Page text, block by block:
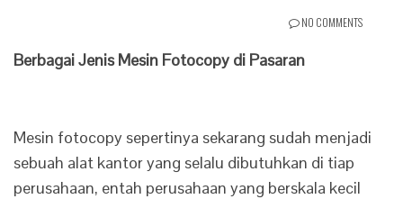
NO COMMENTS
Berbagai Jenis Mesin Fotocopy di Pasaran
Mesin fotocopy sepertinya sekarang sudah menjadi
sebuah alat kantor yang selalu dibutuhkan di tiap
perusahaan, entah perusahaan yang berskala kecil